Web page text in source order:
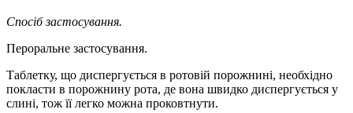
Спосіб застосування.
Пероральне застосування.
Таблетку, що диспергується в ротовій порожнині, необхідно
покласти в порожнину рота, де вона швидко диспергується у
слині, тож її легко можна проковтнути.